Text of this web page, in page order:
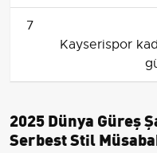
7
Kayserispor
2025 Dünya Güreş
Serbest Stil